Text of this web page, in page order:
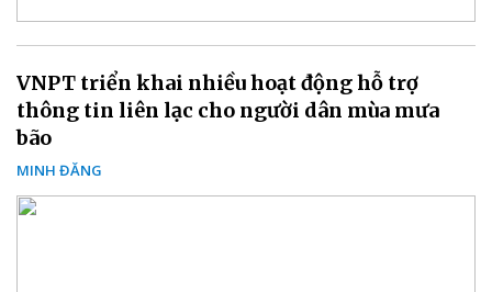
VNPT triển khai nhiều hoạt động hỗ trợ
thông tin liên lạc cho người dân mùa mưa
bão
MINH ĐĂNG